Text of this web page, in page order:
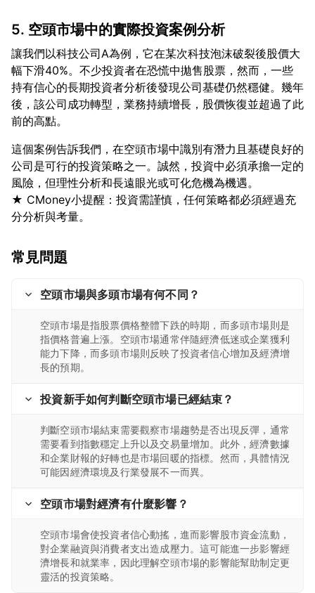
5. 空頭市場中的實際投資案例分析
讓我們以科技公司A為例，它在某次科技泡沫破裂後股價大
幅下滑40%。不少投資者在恐慌中拋售股票，然而，一些
持有信心的長期投資者分析後發現公司基礎仍然穩健。幾年
後，該公司成功轉型，業務持續增長，股價恢復並超過了此
這個案例告訴我們，在空頭市場中識別有潛力且基礎良好的
公司是可行的投資策略之一。誠然，投資中必須承擔一定的
風險，但理性分析和長遠眼光或可化危機為機遇。
★ CMoney小提醒：投資需謹慎，任何策略都必須經過充
常見問題
空頭市場與多頭市場有何不同？
空頭市場是指股票價格整體下跌的時期，而多頭市場則是
指價格普遍上漲。空頭市場通常伴隨經濟低迷或企業獲利
能力下降，而多頭市場則反映了投資者信心增加及經濟增
長的預期。
投資新手如何判斷空頭市場已經結束？
判斷空頭市場結束需要觀察市場趨勢是否出現反彈，通常
需要看到指數穩定上升以及交易量增加。此外，經濟數據
和企業財報的好轉也是市場回暖的指標。然而，具體情況
可能因經濟環境及行業發展不一而異。
空頭市場對經濟有什麼影響？
空頭市場會使投資者信心動搖，進而影響股市資金流動，
對企業融資與消費者支出造成壓力。這可能進一步影響經
濟增長和就業率，因此理解空頭市場的影響能幫助制定更
靈活的投資策略。